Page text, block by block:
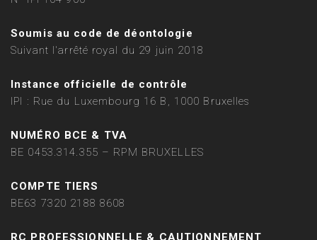
Soumis au code de déontologie
Suivant l'arrêté royal du 29 juin 2018
Instance officielle de contrôle
IPI : Rue du Luxembourg 16 B, 1000 Bruxelles
NUMÉRO BCE & TVA
BE 0453.314.355 – RPM BRUXELLES
COMPTE TIERS
BE63 7320 2188 8608
RC PROFESSIONNELLE & CAUTIONNEMENT